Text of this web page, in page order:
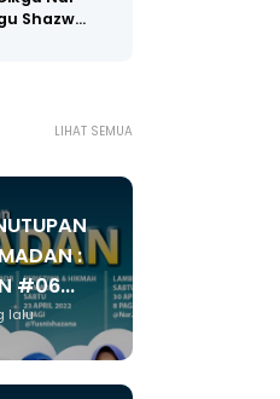
Shazw…
LIHAT SEMUA
:
#06...
lalu